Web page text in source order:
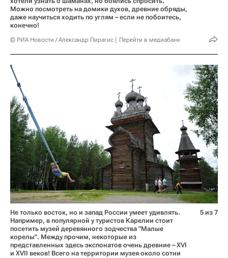
Можно посмотреть на домики духов, древние обряды,
даже научиться ходить по углям – если не побоитесь,
конечно!
© РИА Новости / Александр Пирагис Перейти в медиабанк
Не только восток, но и запад России умеет удивлять.
Например, в популярной у туристов Карелии стоит
посетить музей деревянного зодчества "Малые
корелы". Между прочим, некоторые из
представленных здесь экспонатов очень древние – XVI
и XVII веков! Всего на территории музея около сотни
5 из 7